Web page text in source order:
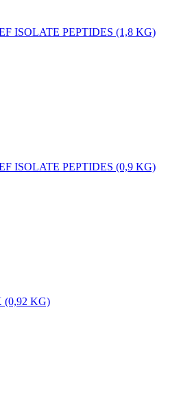
ISOLATE PEPTIDES (1,8 KG)
ISOLATE PEPTIDES (0,9 KG)
(0,92 KG)